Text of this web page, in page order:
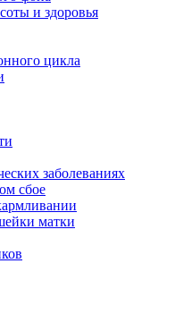
и здоровья
цикла
заболеваниях
сбое
матки